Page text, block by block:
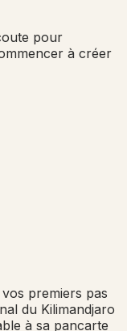
pour
à créer
premiers pas
du Kilimandjaro
à sa pancarte